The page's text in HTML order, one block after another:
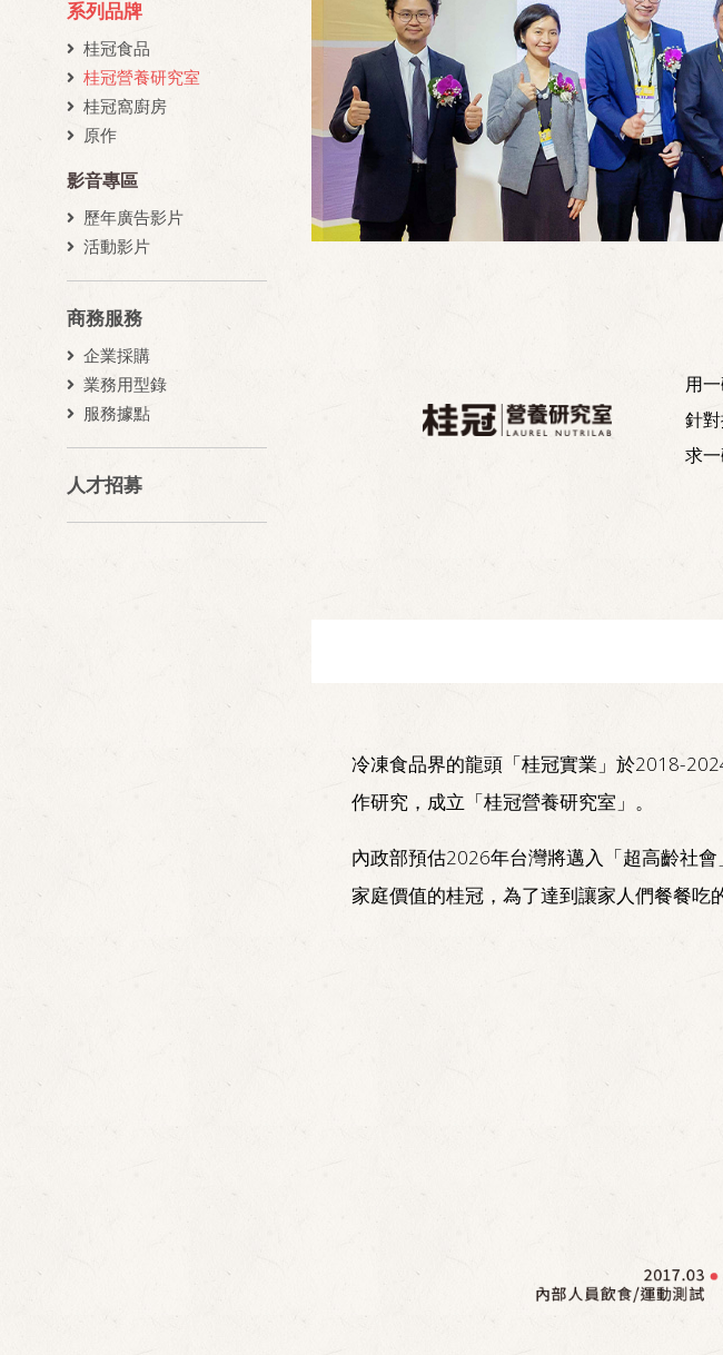
系列品牌
桂冠食品
桂冠營養研究室
桂冠窩廚房
原作
影音專區
歷年廣告影片
活動影片
商務服務
企業採購
業務用型錄
服務據點
人才招募
用
針
求
冷凍食品界的龍頭「桂冠實業」於2018-
作研究，成立「桂冠營養研究室」。
內政部預估2026年台灣將邁入「超高齡社
家庭價值的桂冠，為了達到讓家人們餐餐吃